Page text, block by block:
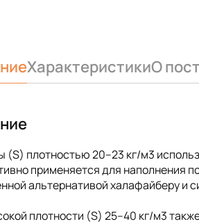
ХарактеристикиО
(S) плотностью 20–23 кг/м3
применяется для наполнения
альтернативой халафайберу и
плотности (S) 25–40 кг/м3